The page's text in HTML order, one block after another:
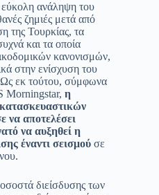
εύκολη ανάληψη του
ζημιές μετά από
της Τουρκίας, τα
και τα οποία
κανονισμών,
στην ενίσχυση του
εκ τούτου, σύμφωνα
Morningstar, η
να αποτελέσει
να αυξηθεί η
έναντι σεισμού σε
διείσδυσης των